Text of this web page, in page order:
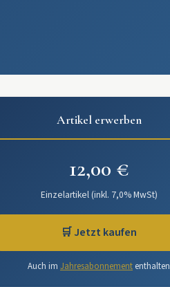
Artikel erwerben
12,00 €
Einzelartikel (inkl. 7,0% MwSt)
🛒 Jetzt kaufen
Auch im Jahresabonnement enthalten